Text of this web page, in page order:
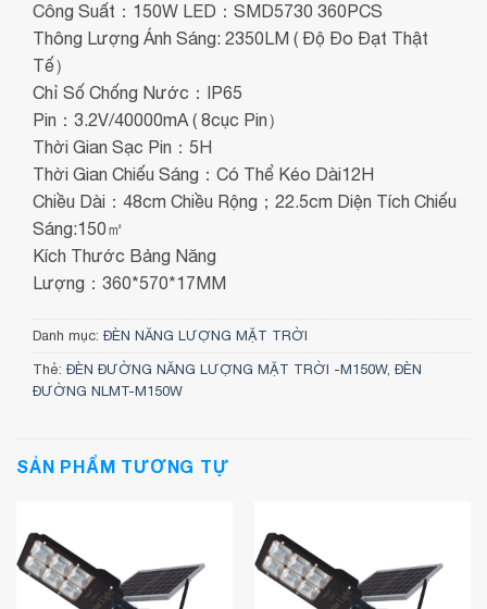
Công Suất：150W LED：SMD5730 360PCS
Thông Lượng Ánh Sáng: 2350LM ( Độ Đo Đạt Thật
Tế）
Chỉ Số Chống Nước：IP65
Pin：3.2V/40000mA ( 8cục Pin）
Thời Gian Sạc Pin：5H
Thời Gian Chiếu Sáng：Có Thể Kéo Dài12H
Chiều Dài：48cm Chiều Rộng；22.5cm Diện Tích Chiếu
Sáng:150㎡
Kích Thước Bảng Năng
Lượng：360*570*17MM
Danh mục: ĐÈN NĂNG LƯỢNG MẶT TRỜI
Thẻ: ĐÈN ĐƯỜNG NĂNG LƯỢNG MẶT TRỜI -M150W, ĐÈN
ĐƯỜNG NLMT-M150W
SẢN PHẨM TƯƠNG TỰ